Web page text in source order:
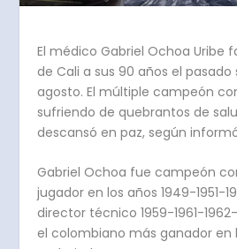
El médico Gabriel Ochoa Uribe
de Cali a sus 90 años el pasado
agosto. El múltiple campeón
sufriendo de quebrantos de
descansó en paz, según
Gabriel Ochoa fue campeón
jugador en los años 1949-1951-
director técnico 1959-1961-
el colombiano más ganador en